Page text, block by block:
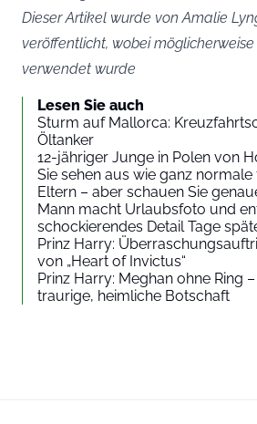
Dieser Artikel wurde von Amalie
veröffentlicht, wobei
verwendet wurde
Lesen Sie auch
Sturm auf Mallorca:
Öltanker
12-jähriger Junge in Polen von
Sie sehen aus wie ganz
Eltern – aber schauen Sie
Mann macht Urlaubsfoto und
schockierendes Detail Tage
Prinz Harry:
von „Heart of Invictus“
Prinz Harry: Meghan ohne Ring
traurige, heimliche Botschaft